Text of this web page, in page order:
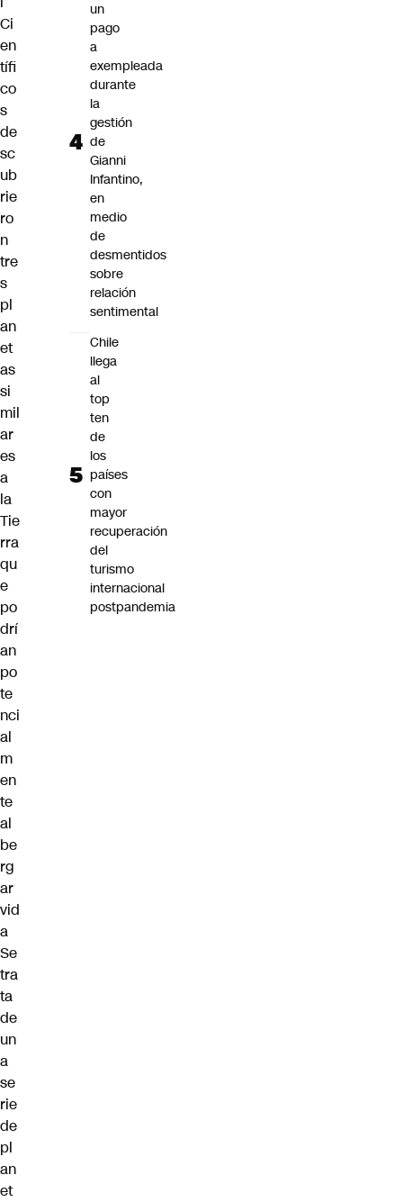
Ci
en
tífi
co
s
de
sc
ub
rie
ro
n
tre
s
pl
an
et
as
si
mil
ar
es
a
la
Tie
rra
qu
e
po
drí
an
po
te
nci
al
m
en
te
al
be
rg
ar
vid
a
Se
tra
ta
de
un
a
se
rie
de
pl
an
et
un
pago
a
exempleada
durante
la
gestión
de
Gianni
Infantino,
en
medio
de
desmentidos
sobre
relación
sentimental
Chile
llega
al
top
ten
de
los
países
con
mayor
recuperación
del
turismo
internacional
postpandemia